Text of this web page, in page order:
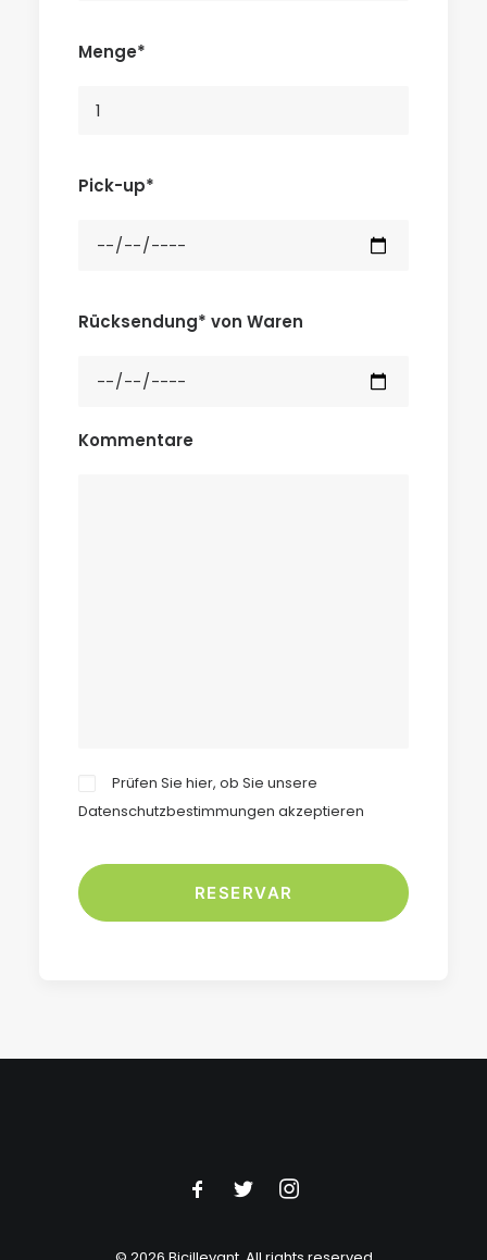
Menge*
Pick-up*
Rücksendung* von Waren
Kommentare
Prüfen Sie hier, ob Sie unsere
Datenschutzbestimmungen akzeptieren